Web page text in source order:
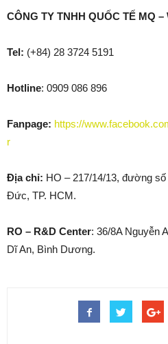
CÔNG TY TNHH QUỐC TẾ MQ –
Tel: (+84) 28 3724 5191
Hotline: 0909 086 896
Fanpage: https://
r
Địa chỉ: HO – 217/14/13, đường số
Đức, TP. HCM.
RO – R&D Center: 36/8A Nguyễn
Dĩ An, Bình Dương.